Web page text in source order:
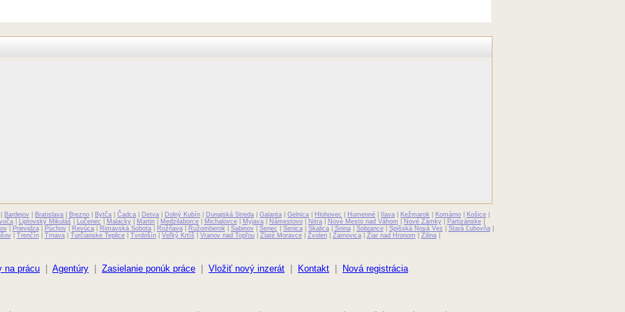
Bardejov Bratislava Brezno Bytča |Čadca Detva Dolný Kubín Dunajská Streda |Galanta |Gelnica Hlohovec Humenné Ilava Kežmarok Komárno Košice
| Liptovský Mikuláš Lučenec Malacky| Martin| Medzilaborce| Michalovce| Myjava| Námestovo| Nitra| Nové Mesto nad Váhom Nové Zámky| Partizánske|
| Prievidza| Púchov| Revúca| Rimavská Sobota| Rožňava| Ružomberok Sabinov| Senec Senica| Skalica| Snina| Sobrance| Spišská Nová Ves Stará Ľubovňa|
| Trenčín| Trnava| Turčianske Teplice| Tvrdošín| Veľký Krtíš Vranov nad Topľou| Zlaté Moravce| Zvolen| Žarnovica| Žiar nad Hronom Žilina|
na prácu Agentúry Zasielanie ponúk práce Vložiť nový inzerát Kontakt Nová registrácia